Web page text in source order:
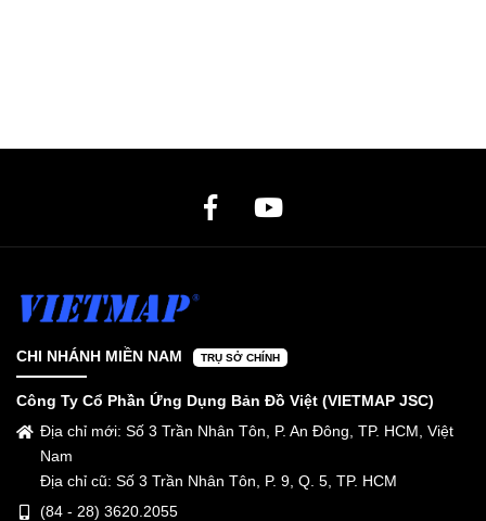
CHI NHÁNH MIỀN NAM TRỤ SỞ CHÍNH
Công Ty Cổ Phần Ứng Dụng Bản Đồ Việt (VIETMAP JSC)
Địa chỉ mới: Số 3 Trần Nhân Tôn, P. An Đông, TP. HCM, Việt
Nam
Địa chỉ cũ: Số 3 Trần Nhân Tôn, P. 9, Q. 5, TP. HCM
(84 - 28) 3620.2055